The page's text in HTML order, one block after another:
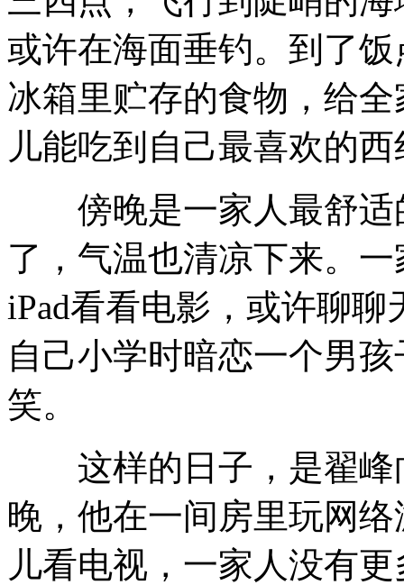
或许在海面垂钓。到了
冰箱里贮存的食物，给
儿能吃到自己最喜欢的
傍晚是一家人最舒适
了，气温也清凉下来。
iPad看看电影，或许聊
自己小学时暗恋一个男
笑。
这样的日子，是翟峰
晚，他在一间房里玩网
儿看电视，一家人没有